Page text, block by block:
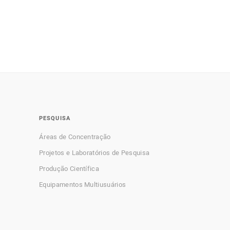
PESQUISA
Áreas de Concentração
Projetos e Laboratórios de Pesquisa
Produção Científica
Equipamentos Multiusuários